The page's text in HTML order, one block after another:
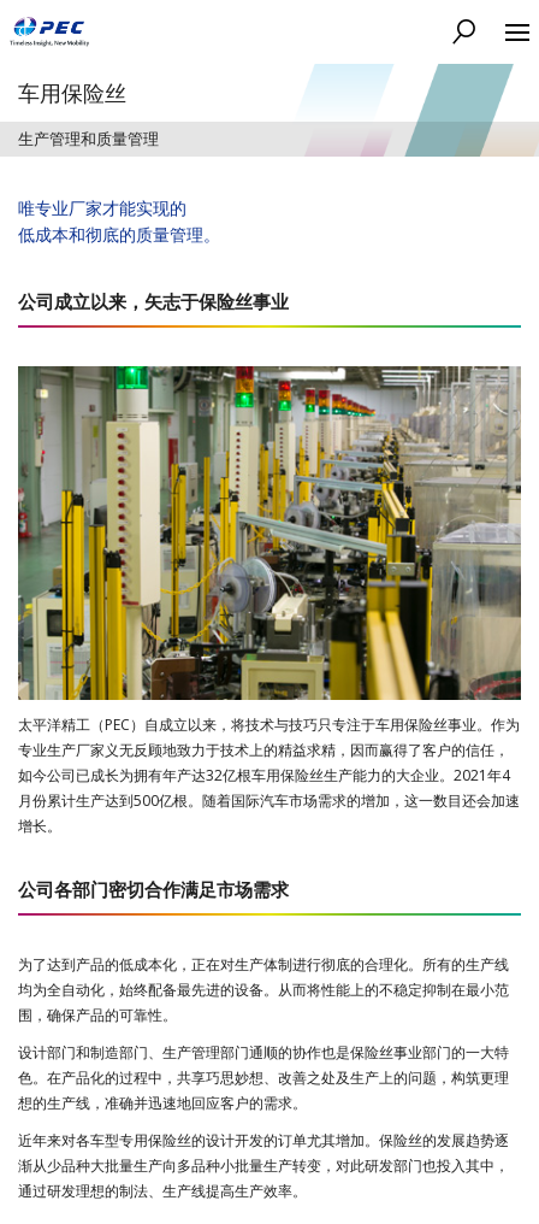
搜索
车用保险丝
生产管理和质量管理
唯专业厂家才能实现的
低成本和彻底的质量管理。
公司成立以来，矢志于保险丝事业
太平洋精工（PEC）自成立以来，将技术与技巧只专注于车用保险丝事业。作为
专业生产厂家义无反顾地致力于技术上的精益求精，因而赢得了客户的信任，
如今公司已成长为拥有年产达32亿根车用保险丝生产能力的大企业。2021年4
月份累计生产达到500亿根。随着国际汽车市场需求的增加，这一数目还会加速
增长。
公司各部门密切合作满足市场需求
为了达到产品的低成本化，正在对生产体制进行彻底的合理化。所有的生产线
均为全自动化，始终配备最先进的设备。从而将性能上的不稳定抑制在最小范
围，确保产品的可靠性。
设计部门和制造部门、生产管理部门通顺的协作也是保险丝事业部门的一大特
色。在产品化的过程中，共享巧思妙想、改善之处及生产上的问题，构筑更理
想的生产线，准确并迅速地回应客户的需求。
近年来对各车型专用保险丝的设计开发的订单尤其增加。保险丝的发展趋势逐
渐从少品种大批量生产向多品种小批量生产转变，对此研发部门也投入其中，
通过研发理想的制法、生产线提高生产效率。